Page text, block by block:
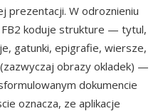
prezentacji. W odroznieniu
koduje strukture — tytul,
gatunki, epigrafie, wiersze,
obrazy okladek) —
dokumencie
oznacza, ze aplikacje